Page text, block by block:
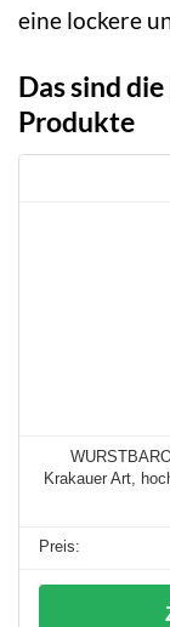
eine lockere
Das sind
Produkte
Krakauer Art,